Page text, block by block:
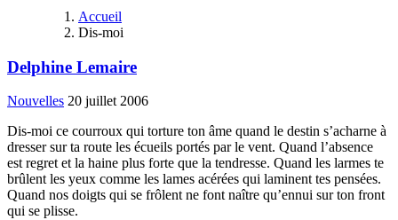
Accueil
Dis-moi
Delphine Lemaire
Nouvelles 20 juillet 2006
Dis-moi ce courroux qui torture ton âme quand le destin s’acharne à
dresser sur ta route les écueils portés par le vent. Quand l’absence
est regret et la haine plus forte que la tendresse. Quand les larmes te
brûlent les yeux comme les lames acérées qui laminent tes pensées.
Quand nos doigts qui se frôlent ne font naître qu’ennui sur ton front
qui se plisse.